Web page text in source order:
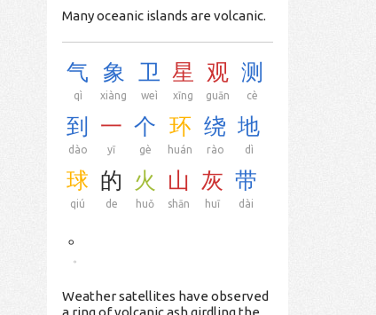
Many oceanic islands are volcanic.
气
qì
象
xiàng
卫
weì
星
xīng
观
guān
测
cè
到
dào
一
yī
个
gè
环
huán
绕
rào
地
dì
球
qiú
的
de
火
huǒ
山
shān
灰
huī
带
dài
。
Weather satellites have observed
a ring of volcanic ash girdling the